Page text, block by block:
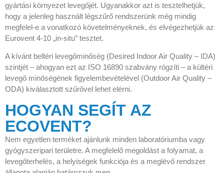
gyártási környezet levegőjét. Ugyanakkor azt is tesztelhetjük,
hogy a jelenleg használt légszűrő rendszerünk még mindig
megfelel-e a vonatkozó követelményeknek, és elvégezhetjük az
Eurovent 4-10 „in-situ” tesztet.
A kívánt beltéri levegőminőség (Desired Indoor Air Quality – IDA)
szintjét – ahogyan ezt az ISO 16890 szabvány rögzíti – a kültéri
levegő minőségének figyelembevételével (Outdoor Air Quality –
ODA) kiválasztott szűrővel lehet elérni.
HOGYAN SEGÍT AZ
ECOVENT?
Nem egyetlen terméket ajánlunk minden laboratóriumba vagy
gyógyszeripari területre. A megfelelő megoldást a folyamat, a
levegőterhelés, a helyiségek funkciója és a meglévő rendszer